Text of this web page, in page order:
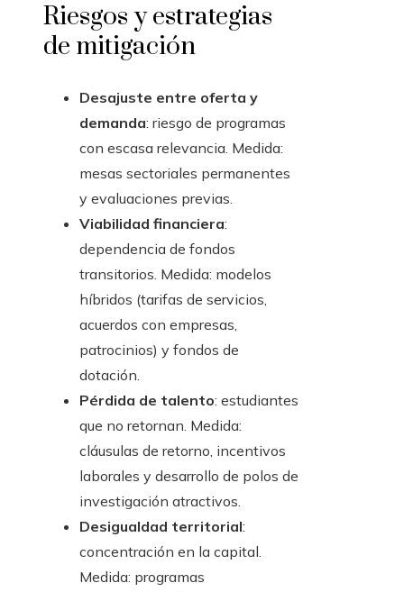
Riesgos y estrategias
de mitigación
Desajuste entre oferta y
demanda: riesgo de programas
con escasa relevancia. Medida:
mesas sectoriales permanentes
y evaluaciones previas.
Viabilidad financiera:
dependencia de fondos
transitorios. Medida: modelos
híbridos (tarifas de servicios,
acuerdos con empresas,
patrocinios) y fondos de
dotación.
Pérdida de talento: estudiantes
que no retornan. Medida:
cláusulas de retorno, incentivos
laborales y desarrollo de polos de
investigación atractivos.
Desigualdad territorial:
concentración en la capital.
Medida: programas